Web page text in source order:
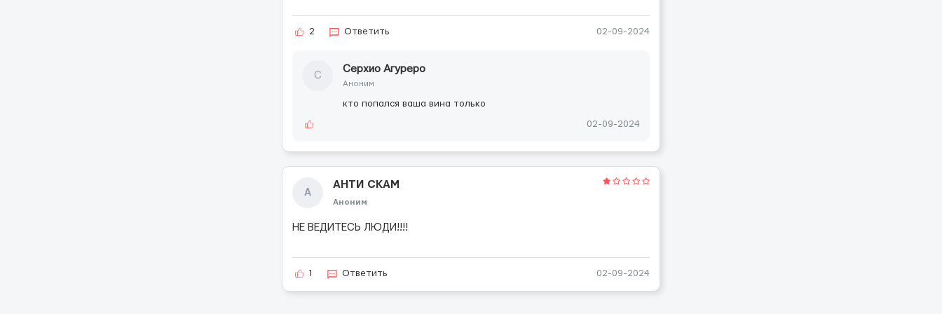
2 Ответить 02-09-2024
С
Серхио Агуреро
Аноним
кто попался ваша вина только
02-09-2024
А
АНТИ СКАМ
Аноним
НЕ ВЕДИТЕСЬ ЛЮДИ!!!!
1 Ответить 02-09-2024